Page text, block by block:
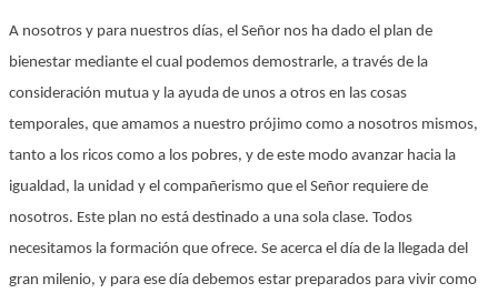
A nosotros y para nuestros días, el Señor nos ha dado el plan de
bienestar mediante el cual podemos demostrarle, a través de la
consideración mutua y la ayuda de unos a otros en las cosas
temporales, que amamos a nuestro prójimo como a nosotros mismos,
tanto a los ricos como a los pobres, y de este modo avanzar hacia la
igualdad, la unidad y el compañerismo que el Señor requiere de
nosotros. Este plan no está destinado a una sola clase. Todos
necesitamos la formación que ofrece. Se acerca el día de la llegada del
gran milenio, y para ese día debemos estar preparados para vivir como